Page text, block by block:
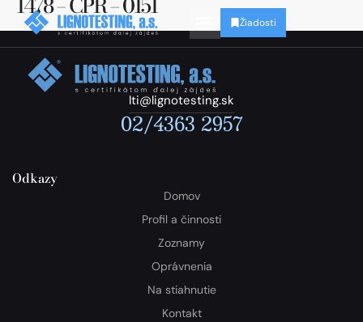
Žiadosti
lti@lignotesting.sk
02/4363 2957
Odkazy
Domov
Profil a činnosti
Zoznamy
Oprávnenia
Na stiahnutie
Kontakt